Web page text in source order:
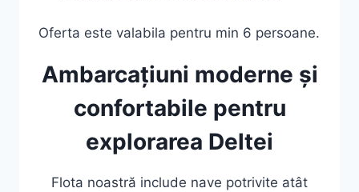
Oferta este valabila pentru min 6 persoane.
Ambarcațiuni moderne și
confortabile pentru
explorarea Deltei
Flota noastră include nave potrivite atât